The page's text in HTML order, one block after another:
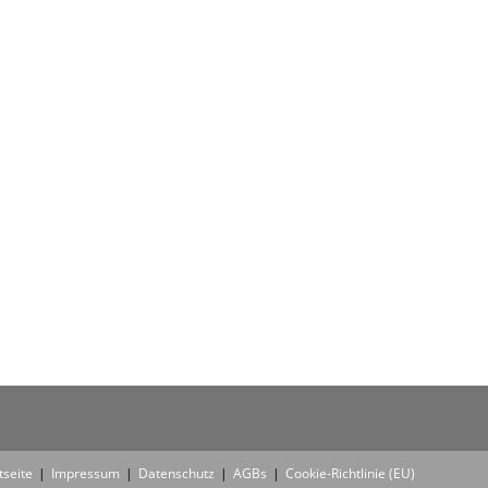
Impressum Datenschutz AGBs Cookie-Richtlinie (EU)